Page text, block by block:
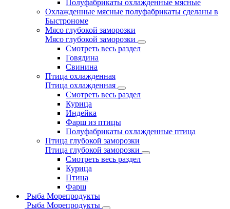
Полуфабрикаты охлажденные мясные
Охлажденные мясные полуфабрикаты сделаны в
Быстрономе
Мясо глубокой заморозки
Мясо глубокой заморозки
Смотреть весь раздел
Говядина
Свинина
Птица охлажденная
Птица охлажденная
Смотреть весь раздел
Курица
Индейка
Фарш из птицы
Полуфабрикаты охлажденные птица
Птица глубокой заморозки
Птица глубокой заморозки
Смотреть весь раздел
Курица
Птица
Фарш
Рыба Морепродукты
Рыба Морепродукты